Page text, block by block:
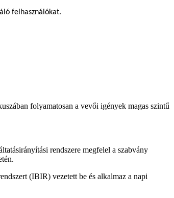
felhasználókat.
folyamatosan a vevői igények magas szintű
rendszere megfelel a szabvány
(IBIR) vezetett be és alkalmaz a napi